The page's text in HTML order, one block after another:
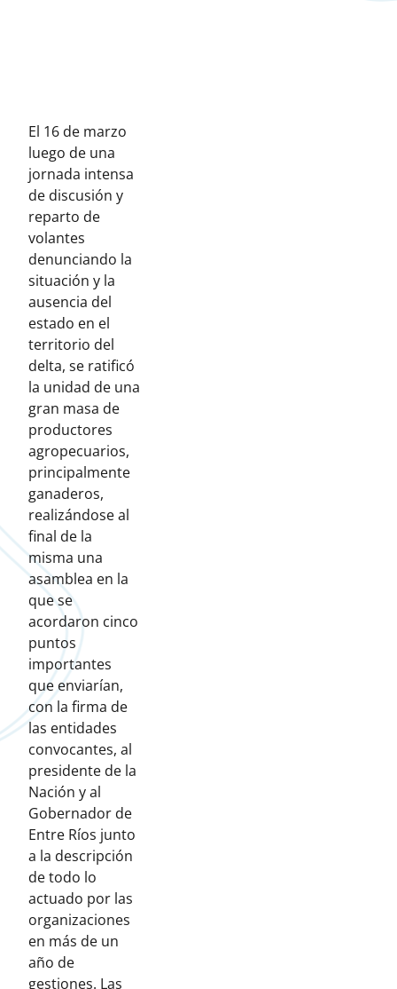
El 16 de marzo
luego de una
jornada intensa
de discusión y
reparto de
volantes
denunciando la
situación y la
ausencia del
estado en el
territorio del
delta, se ratificó
la unidad de una
gran masa de
productores
agropecuarios,
principalmente
ganaderos,
realizándose al
final de la
misma una
asamblea en la
que se
acordaron cinco
puntos
importantes
que enviarían,
con la firma de
las entidades
convocantes, al
presidente de la
Nación y al
Gobernador de
Entre Ríos junto
a la descripción
de todo lo
actuado por las
organizaciones
en más de un
año de
gestiones. Las